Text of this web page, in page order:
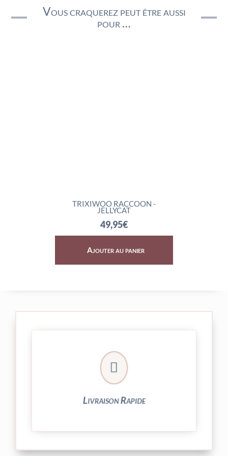
Vous craquerez peut être aussi
pour …
TRIXIWOO RACCOON -
Ajouter au panier

Livraison Rapide
Votre commande est expédiée sous
24/48h et livrée par Colissimo.